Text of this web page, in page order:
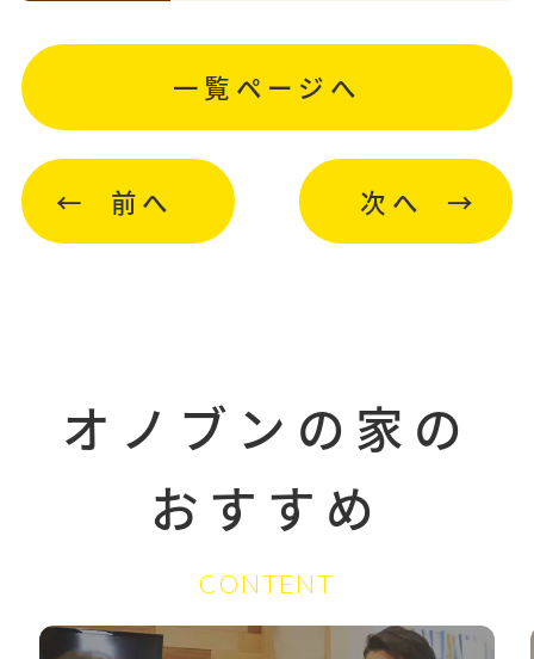
前へ
一覧ページへ
次へ
オノブンの家の
おすすめ
CONTENT